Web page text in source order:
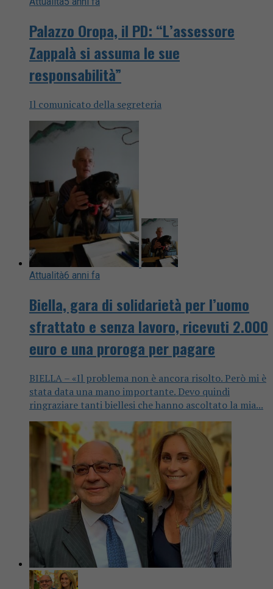
Palazzo Oropa, il PD: “L’assessore
Zappalà si assuma le sue
responsabilità”
Il comunicato della segreteria
Attualità6 anni fa
Biella, gara di solidarietà per l’uomo
sfrattato e senza lavoro, ricevuti 2.000
euro e una proroga per pagare
BIELLA – «Il problema non è ancora risolto. Però mi è
stata data una mano importante. Devo quindi
ringraziare tanti biellesi che hanno ascoltato la mia...